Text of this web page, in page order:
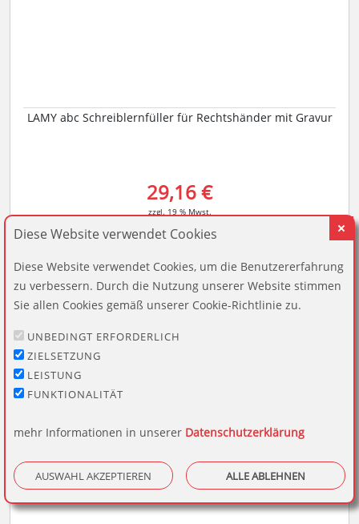
LAMY abc Schreiblernfüller für Rechtshänder mit Gravur
29,16 €
zzgl. 19 % Mwst.
Diese Website verwendet Cookies
Diese Website verwendet Cookies, um die Benutzererfahrung
zu verbessern. Durch die Nutzung unserer Website stimmen
Sie allen Cookies gemäß unserer Cookie-Richtlinie zu.
UNBEDINGT ERFORDERLICH
ZIELSETZUNG
LEISTUNG
FUNKTIONALITÄT
mehr Informationen in unserer Datenschutzerklärung
AUSWAHL AKZEPTIEREN ALLE ABLEHNEN